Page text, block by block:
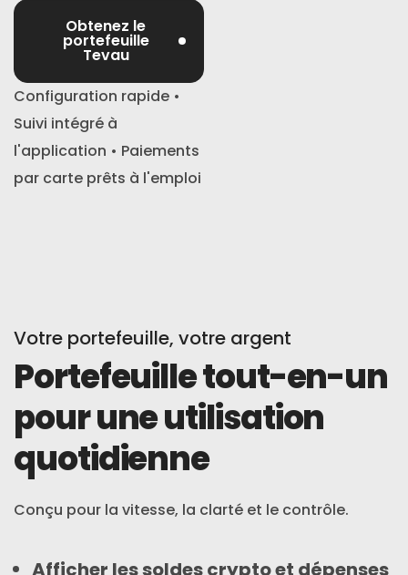
Obtenez le
portefeuille
Tevau
Configuration rapide •
Suivi intégré à
l'application • Paiements
par carte prêts à l'emploi
Votre portefeuille, votre argent
Portefeuille tout-en-un
pour une utilisation
quotidienne
Conçu pour la vitesse, la clarté et le contrôle.
Afficher les soldes crypto et dépenses